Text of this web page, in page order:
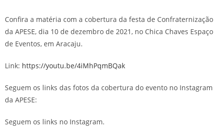
Confira a matéria com a cobertura da festa de Confraternização
da APESE, dia 10 de dezembro de 2021, no Chica Chaves Espaço
de Eventos, em Aracaju.
Link: https://youtu.be/4iMhPqmBQak
Seguem os links das fotos da cobertura do evento no Instagram
da APESE:
Seguem os links no Instagram.